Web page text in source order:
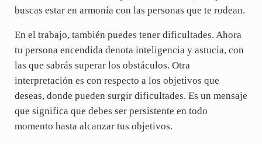
buscas estar en armonía con las personas que te rodean.
En el trabajo, también puedes tener dificultades. Ahora
tu persona encendida denota inteligencia y astucia, con
las que sabrás superar los obstáculos. Otra
interpretación es con respecto a los objetivos que
deseas, donde pueden surgir dificultades. Es un mensaje
que significa que debes ser persistente en todo
momento hasta alcanzar tus objetivos.